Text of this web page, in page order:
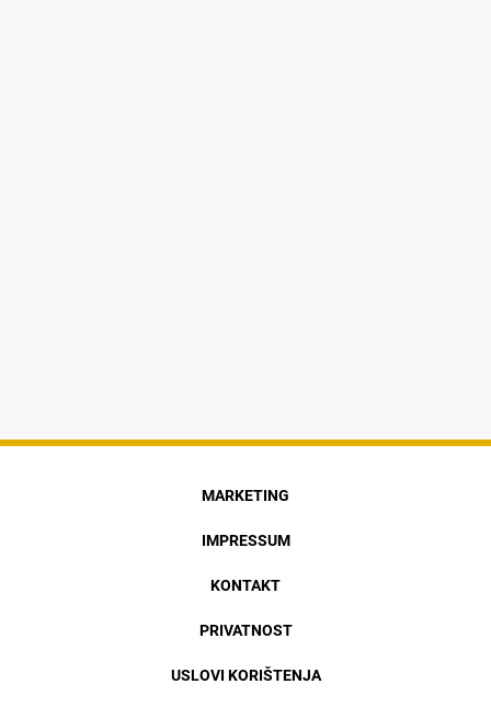
MARKETING
IMPRESSUM
KONTAKT
PRIVATNOST
USLOVI KORIŠTENJA